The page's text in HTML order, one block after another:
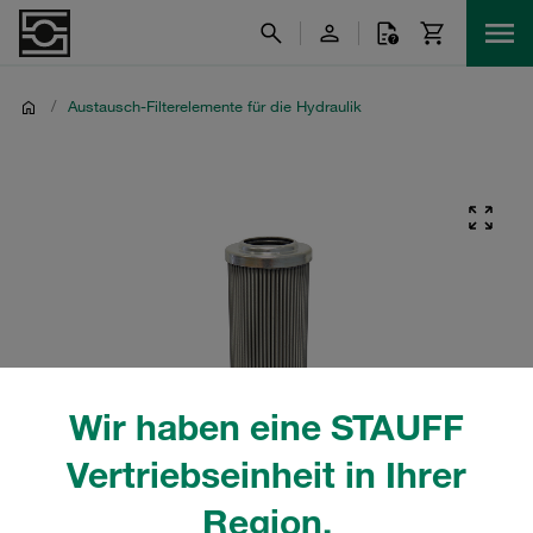
Wir haben eine STAUFF
Vertriebseinheit in Ihrer
Region.
/ Austausch-Filterelemente für die Hydraulik